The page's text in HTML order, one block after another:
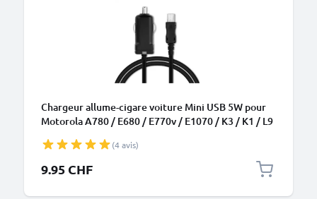
Chargeur allume-cigare voiture Mini USB 5W pour
Motorola A780 / E680 / E770v / E1070 / K3 / K1 / L9
(4 avis)
9.95 CHF